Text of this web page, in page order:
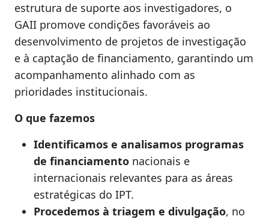
estrutura de suporte aos investigadores, o
GAII promove condições favoráveis ao
desenvolvimento de projetos de investigação
e à captação de financiamento, garantindo um
acompanhamento alinhado com as
prioridades institucionais.
O que fazemos
Identificamos e analisamos programas
de financiamento nacionais e
internacionais relevantes para as áreas
estratégicas do IPT.
Procedemos à triagem e divulgação, no